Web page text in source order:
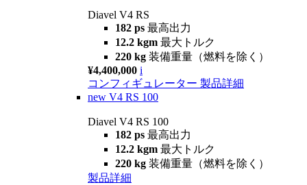
Diavel V4 RS
182 ps 最高出力
12.2 kgm 最大トルク
220 kg 装備重量（燃料を除く）
¥4,400,000 i
コンフィギュレーター 製品詳細
new V4 RS 100
Diavel V4 RS 100
182 ps 最高出力
12.2 kgm 最大トルク
220 kg 装備重量（燃料を除く）
製品詳細